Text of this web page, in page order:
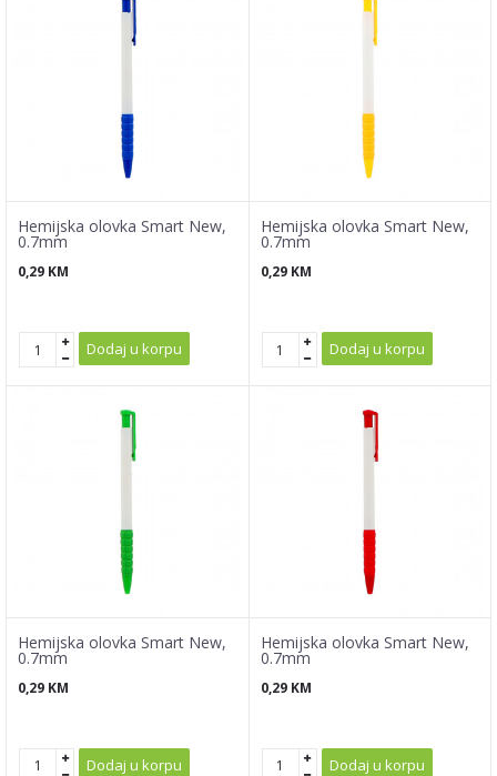
Hemijska olovka Smart New,
0.7mm
0,29 KM
Dodaj u korpu
Hemijska olovka Smart New,
0.7mm
0,29 KM
Dodaj u korpu
Hemijska olovka Smart New,
0.7mm
0,29 KM
Dodaj u korpu
Hemijska olovka Smart New,
0.7mm
0,29 KM
Dodaj u korpu